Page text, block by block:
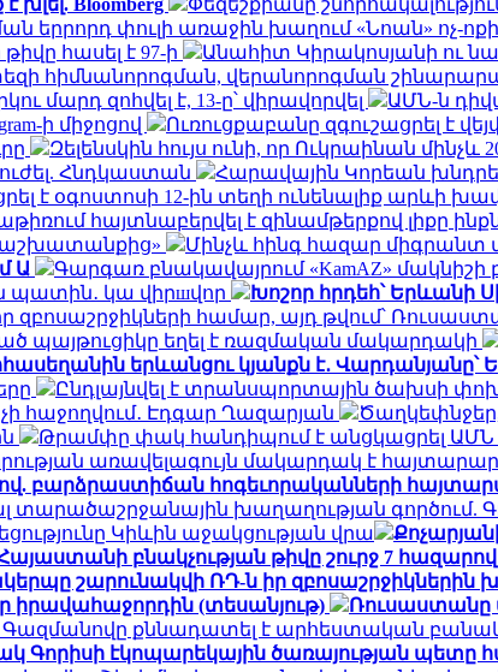
երրորդ փուլի առաջին խաղում «Նոան» ոչ-
հասել է 97-ի
Անահիտ Կիրակոսյանի ու
հիմնանորոգման, վերանորոգման
մարդ զոհվել է, 13-ը՝ վիրավորվել
ԱՄՆ-ն
ի միջոցով
Ուռուցքաբանը զգուշացրել է
Զելենսկին հույս ունի, որ Ուկրաինան
Հնդկաստան
Հարավային Կորեան
է օգոստոսի 12-ին տեղի ունենալիք արևի
հայտնաբերվել է զինամթերքով լիքը
Մինչև հինգ հազար միգրանտ
Ա
Գարգառ բնակավայրում «KamAZ»
պատին․ կա վիրшվոր
Խոշոր հրդեհ՝ Երևանի
զբոսաշրջիկների համար, այդ թվում՝
պայթուցիկը եղել է ռազմական մակարդակի
երևանցու կյանքն է․ Վարդանյանը՝
Ընդլայնվել է տրանսպորտային ծախսի
չի հաջողվում․ Էդգար Ղազարյան
Ծաղկեփնջեր,
Թրամփը փակ հանդիպում է անցկացրել
առավելագույն մակարդակ է
բարձրաստիճան հոգեւորականների
խաղաղության գործում.
Կիևին աջակցության վրա
բնակչության թիվը շուրջ 7 հազարով
շարունակվի ՌԴ-ն իր զբոսաշրջիկներին
իրավահաջորդին (տեսանյութ)
Ռուսաստանը
Գազմանովը քննադատել է արհեստական
էկոպարեկային ծառայության պետը